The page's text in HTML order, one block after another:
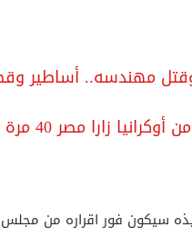
زارا مصر 40 مرة
سيكون فور اقراره من